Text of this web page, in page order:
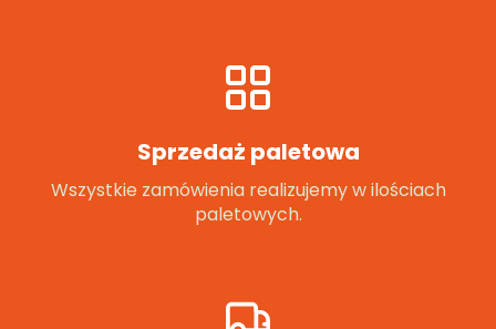
Sprzedaż paletowa
Wszystkie zamówienia realizujemy w ilościach
paletowych.